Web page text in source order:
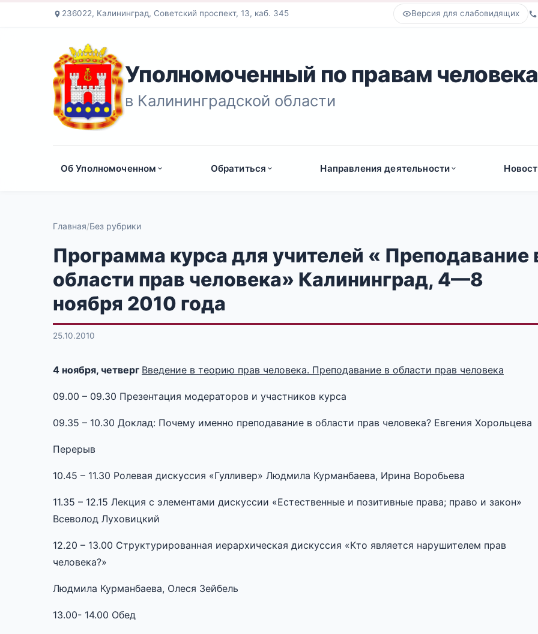
236022, Калининград, Советский проспект, 13, каб. 345 Версия для слабовидящих
Уполномоченный по правам человека
в Калининградской области
Об Уполномоченном Обратиться Направления деятельности
Главная Без рубрики
Программа курса для учителей « Преподавание
области прав человека» Калининград, 4—8
ноября 2010 года
25.10.2010
4 ноября, четверг Введение в теорию прав человека. Преподавание в области прав человека
09.00 – 09.30 Презентация модераторов и участников курса
09.35 – 10.30 Доклад: Почему именно преподавание в области прав человека? Евгения Хорольцева
Перерыв
10.45 – 11.30 Ролевая дискуссия «Гулливер» Людмила Курманбаева, Ирина Воробьева
11.35 – 12.15 Лекция с элементами дискуссии «Естественные и позитивные права; право и закон»
Всеволод Луховицкий
12.20 – 13.00 Структурированная иерархическая дискуссия «Кто является нарушителем прав
человека?»
Людмила Курманбаева, Олеся Зейбель
13.00- 14.00 Обед